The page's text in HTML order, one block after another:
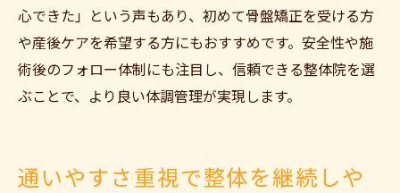
心できた」という声もあり、初めて骨盤矯正を受ける方
や産後ケアを希望する方にもおすすめです。安全性や施
術後のフォロー体制にも注目し、信頼できる整体院を選
ぶことで、より良い体調管理が実現します。
通いやすさ重視で整体を継続しや